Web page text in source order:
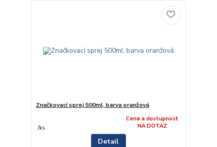
Značkovací sprej 500ml, barva oranžová
/ks
Cena a dostupnost
NA DOTAZ
Detail